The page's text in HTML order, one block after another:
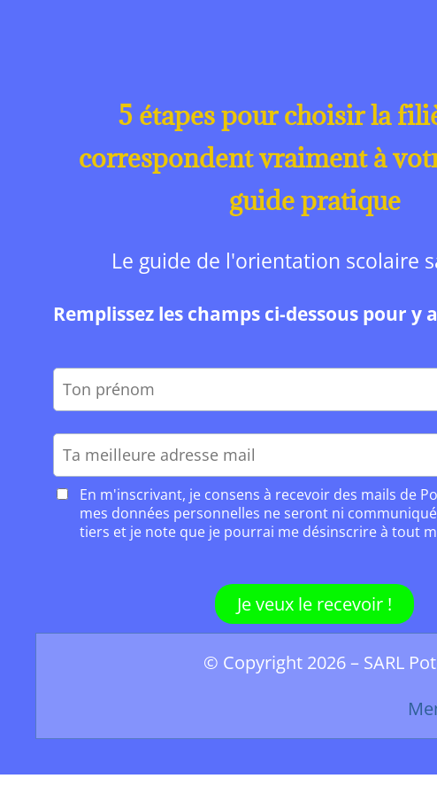
5 étapes pour choisir la
correspondent vraiment à
guide pratique
Le guide de l'orientation scolaire
Remplissez les champs ci-dessous pour y
En m'inscrivant, je consens à recevoir des mails de
mes données personnelles ne seront ni
tiers et je note que je pourrai me désinscrire à tout
Je veux le recevoir !
© Copyright 2026 – SARL